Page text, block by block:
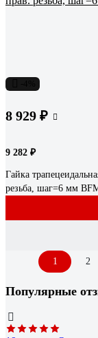
8 929 ₽
9 282 ₽
Гайка
резьба, шаг=6 мм
1 2
Популярные